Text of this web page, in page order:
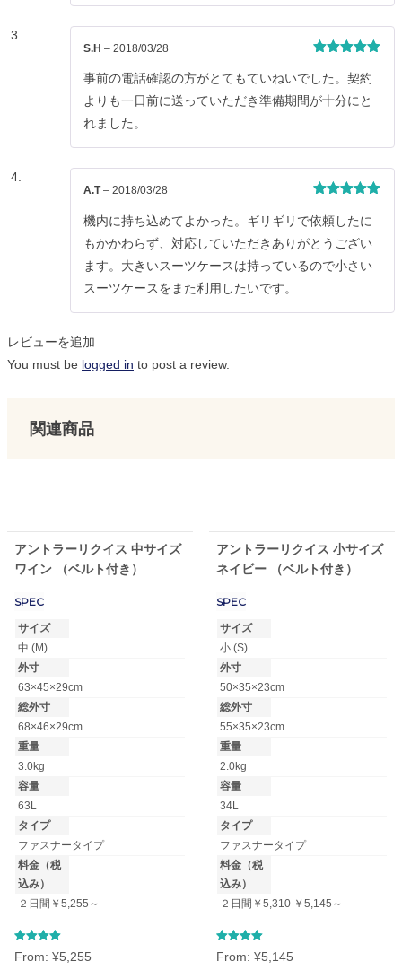
評価
S.H – 2018/03/28
事前の電話確認の方がとてもていねいでした。契約
よりも一日前に送っていただき準備期間が十分にと
れました。
評価
A.T– 2018/03/28
機内に持ち込めてよかった。ギリギリで依頼したに
もかかわらず、対応していただきありがとうござい
ます。大きいスーツケースは持っているので小さい
スーツケースをまた利用したいです。
レビューを追加
You must be logged in to post a review.
関連商品
アントラーリクイス 中サイズ
ワイン （ベルト付き）
SPEC
サイズ
中 (M)
外寸
63×45×29cm
総外寸
68×46×29cm
重量
3.0kg
容量
63L
タイプ
ファスナータイプ
料金（税
込み）
２日間￥5,255～
5段階中
5.00
From: ¥5,255
アントラーリクイス 小サイズ
ネイビー （ベルト付き）
SPEC
サイズ
小 (S)
外寸
50×35×23cm
総外寸
55×35×23cm
重量
2.0kg
容量
34L
タイプ
ファスナータイプ
料金（税
込み）
２日間￥5,310￥5,145～
5段階中
5.00
From: ¥5,145